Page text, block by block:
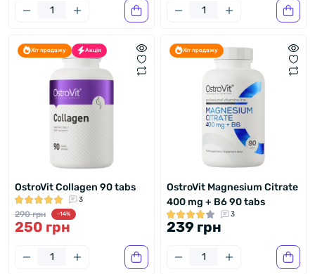
Хіт продажу Акція
OstroVit Collagen 90 tabs
3
290 грн -14%
250 грн
Хіт продажу
OstroVit Magnesium Citrate
400 mg + B6 90 tabs
3
239 грн